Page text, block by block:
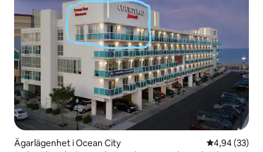
Ägarlägenhet i Ocean City 4,94 av 5 i
4,94 (33)